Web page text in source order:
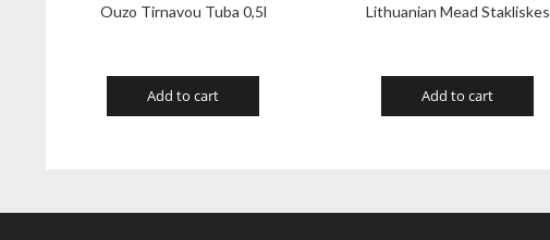
Ouzo Tirnavou Tuba 0,5l
Add to cart
Lithuanian Mead Stakliskes
Add to cart